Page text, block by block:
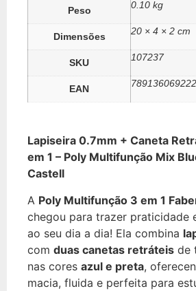
Peso 0.10 kg
Dimensões 20 × 4 × 2 cm
SKU 107237
EAN
Lapiseira 0.7mm + Caneta
em 1 – Poly Multifunção Mix
Castell
A Poly Multifunção 3 em 1
chegou para trazer praticidade
ao seu dia a dia! Ela combina
com duas canetas retráteis de
nas cores azul e preta,
macia, fluida e perfeita para